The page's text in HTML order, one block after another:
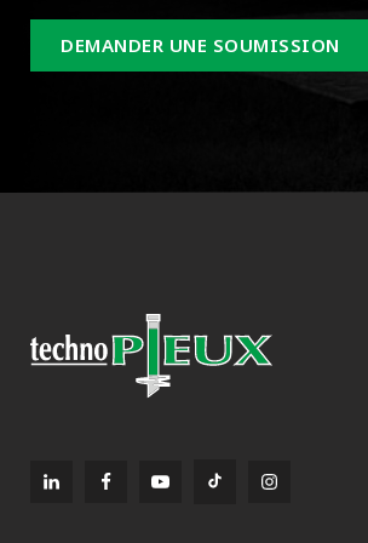
DEMANDER UNE SOUMISSION